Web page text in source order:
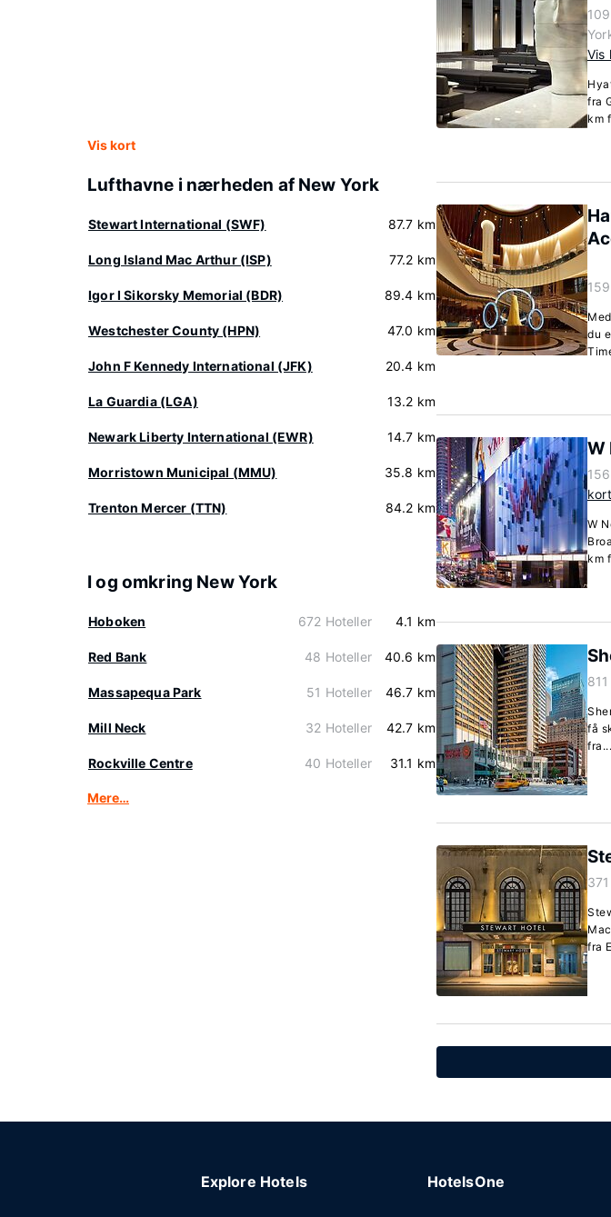
Vis kort
Lufthavne i nærheden af New York
Stewart International (SWF) 87.7 km
Long Island Mac Arthur (ISP) 77.2 km
Igor I Sikorsky Memorial (BDR) 89.4 km
Westchester County (HPN) 47.0 km
John F Kennedy International (JFK) 20.4 km
La Guardia (LGA) 13.2 km
Newark Liberty International (EWR) 14.7 km
Morristown Municipal (MMU) 35.8 km
Trenton Mercer (TTN) 84.2 km
I og omkring New York
Hoboken 672 Hoteller 4.1 km
Red Bank 48 Hoteller 40.6 km
Massapequa Park 51 Hoteller 46.7 km
Mill Neck 32 Hoteller 42.7 km
Rockville Centre 40 Hoteller 31.1 km
Mere…
Vis
fra
km
du
W
kort
W
km
få
fra...
fra
Explore Hotels HotelsOne